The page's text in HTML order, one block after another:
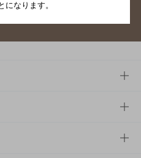
になります。